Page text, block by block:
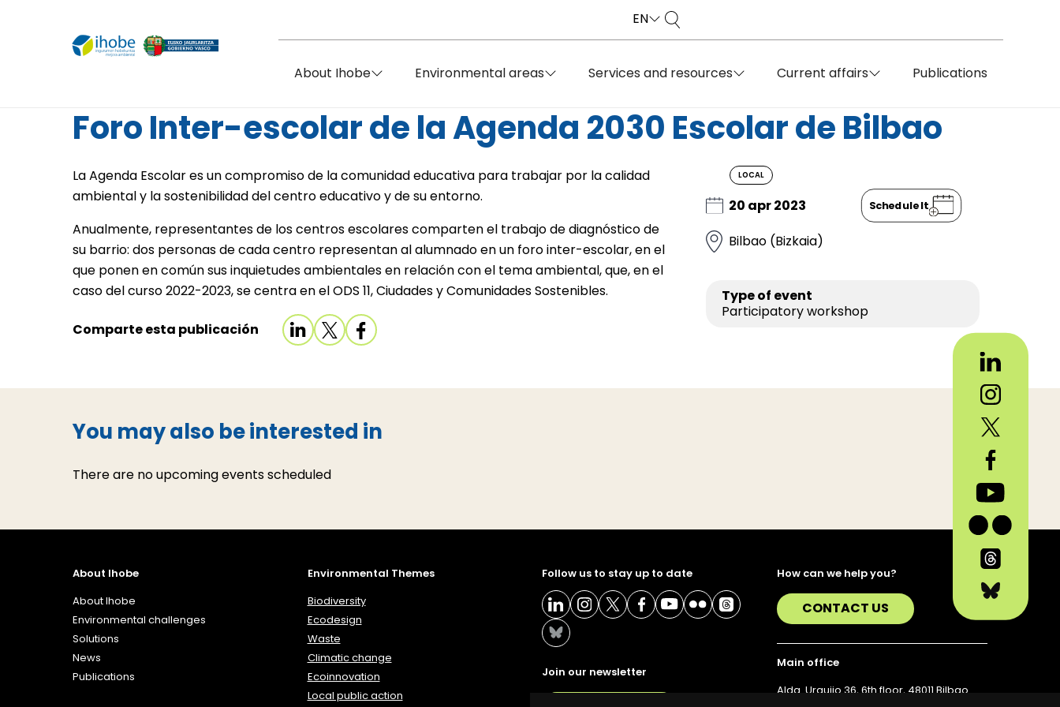
EN
About Ihobe Environmental areas Services and resources Current affairs Publications
Foro Inter-escolar de la Agenda 2030 Escolar de Bilbao
La Agenda Escolar es un compromiso de la comunidad educativa para trabajar por la calidad
ambiental y la sostenibilidad del centro educativo y de su entorno.
Anualmente, representantes de los centros escolares comparten el trabajo de diagnóstico de
su barrio: dos personas de cada centro representan al alumnado en un foro inter-escolar, en el
que ponen en común sus inquietudes ambientales en relación con el tema ambiental, que, en el
caso del curso 2022-2023, se centra en el ODS 11, Ciudades y Comunidades Sostenibles.
Comparte esta publicación
LOCAL
20 apr 2023 Schedule It
Bilbao (Bizkaia)
Type of event
Participatory workshop
You may also be interested in
There are no upcoming events scheduled
About Ihobe
About Ihobe
Environmental challenges
Solutions
News
Publications
Environmental Themes
Biodiversity
Ecodesign
Waste
Climatic change
Ecoinnovation
Local public action
Follow us to stay up to date
Join our newsletter
How can we help you?
CONTACT US
Main office
Alda. Urquijo 36, 6th floor, 48011 Bilbao